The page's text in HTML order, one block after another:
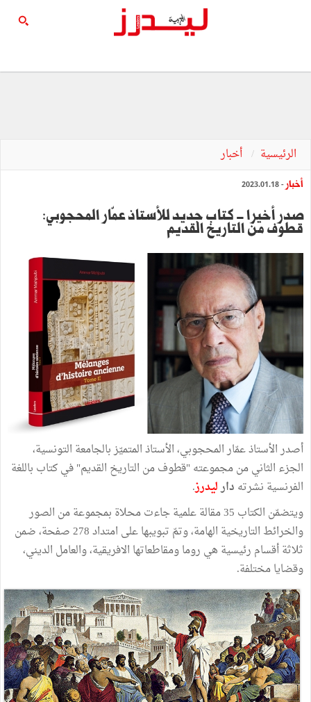
الرئيسية أخبار
أخبار - 2023.01.18
صدر أخيرا - كتاب جديد للأستاذ عمّار المحجوبي:
قطوف من التاريخ القديم
أصدر الأستاذ عمّار المحجوبي، الأستاذ المتميّز بالجامعة التونسية،
الجزء الثاني من مجموعته "قطوف من التاريخ القديم" في كتاب باللغة
الفرنسية نشرته دارليدرز.
ويتضمّن الكتاب 35 مقالة علمية جاءت محلاة بمجموعة من الصور
والخرائط التاريخية الهامة، وتمّ تبويبها على امتداد 278 صفحة، ضمن
ثلاثة أقسام رئيسية هي روما ومقاطعاتها الافريقية، والعامل الديني،
وقضايا مختلفة.